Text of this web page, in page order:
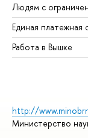
Людям с
Единая платежная
Работа в Вышке
http://
Министерство